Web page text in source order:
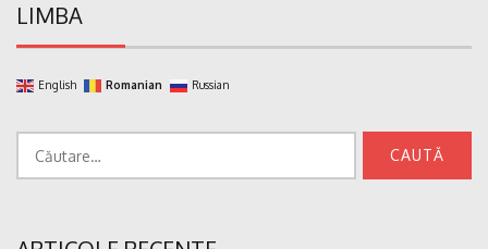
LIMBA
English Romanian Russian